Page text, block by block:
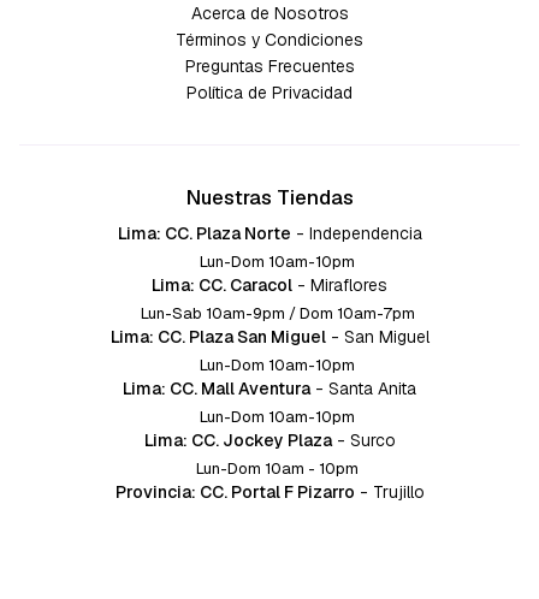
Acerca de Nosotros
Términos y Condiciones
Preguntas Frecuentes
Política de Privacidad
Nuestras Tiendas
Lima: CC. Plaza Norte - Independencia
Lun-Dom 10am-10pm
Lima: CC. Caracol - Miraflores
Lun-Sab 10am-9pm / Dom 10am-7pm
Lima: CC. Plaza San Miguel - San Miguel
Lun-Dom 10am-10pm
Lima: CC. Mall Aventura - Santa Anita
Lun-Dom 10am-10pm
Lima: CC. Jockey Plaza - Surco
Lun-Dom 10am - 10pm
Provincia: CC. Portal F Pizarro - Trujillo